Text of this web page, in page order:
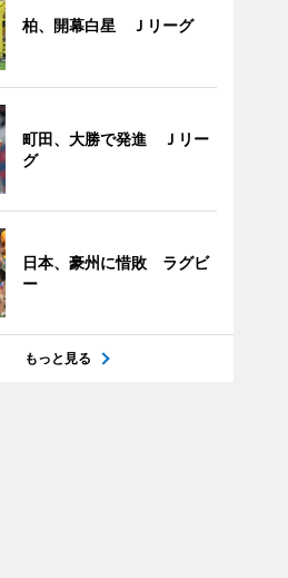
柏、開幕白星 Ｊリーグ
町田、大勝で発進 Ｊリー
グ
日本、豪州に惜敗 ラグビ
ー
もっと見る